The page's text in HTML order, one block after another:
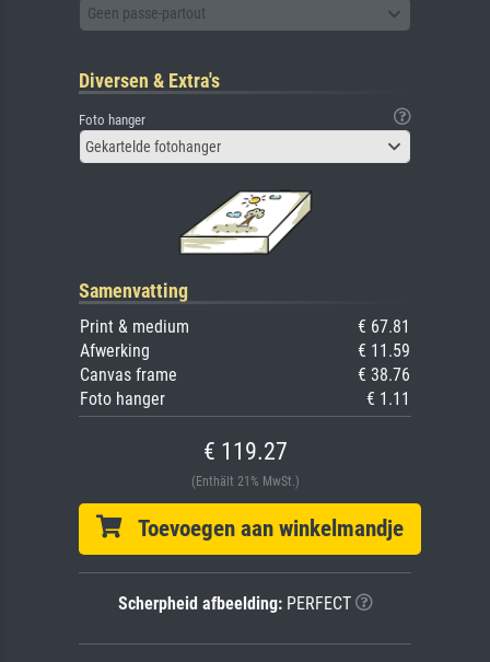
Geen passe-partout
Diversen & Extra's
Foto hanger
Gekartelde fotohanger
Samenvatting
Print & medium
€ 67.81
Afwerking
€ 11.59
Canvas frame
€ 38.76
Foto hanger
€ 1.11
€ 119.27
(Enthält 21% MwSt.)
Toevoegen aan winkelmandje
Scherpheid afbeelding:PERFECT